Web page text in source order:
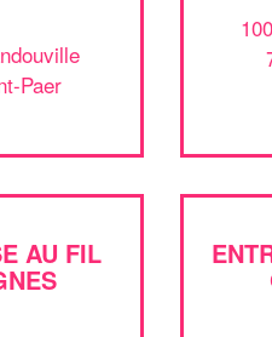
Paer
AU FIL